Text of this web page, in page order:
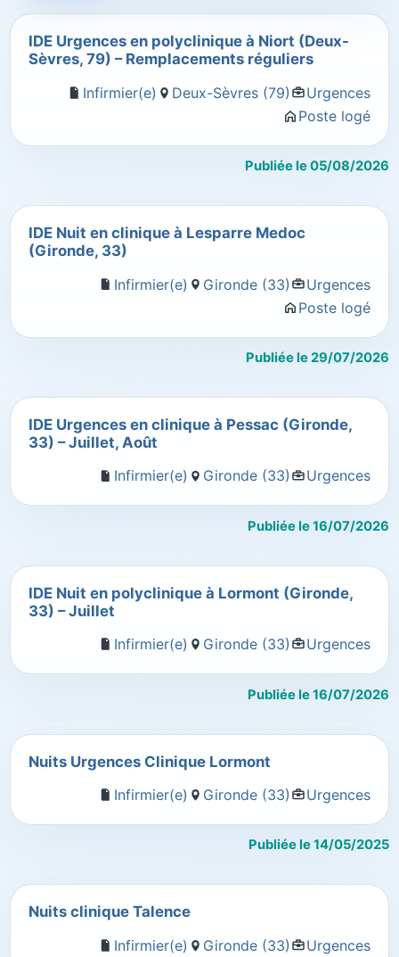
IDE Urgences en polyclinique à Niort (Deux-
Sèvres, 79) – Remplacements réguliers
Infirmier(e)
Deux-Sèvres (79)
Urgences
Poste logé
Publiée le 05/08/2026
IDE Nuit en clinique à Lesparre Medoc
(Gironde, 33)
Infirmier(e)
Gironde (33)
Urgences
Poste logé
Publiée le 29/07/2026
IDE Urgences en clinique à Pessac (Gironde,
33) – Juillet, Août
Infirmier(e)
Gironde (33) Urgences
Publiée le 16/07/2026
IDE Nuit en polyclinique à Lormont (Gironde,
33) – Juillet
Infirmier(e)
Gironde (33) Urgences
Publiée le 16/07/2026
Nuits Urgences Clinique Lormont
Infirmier(e)
Gironde (33) Urgences
Publiée le 14/05/2025
Nuits clinique Talence
Infirmier(e)
Gironde (33) Urgences